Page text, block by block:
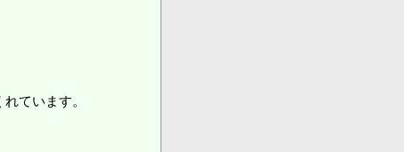
ています。